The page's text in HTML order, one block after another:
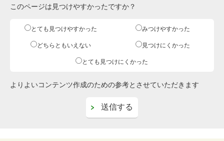
このページは見つけやすかったですか？
とても見つけやすかった みつけやすかった
どちらともいえない 見つけにくかった
とても見つけにくかった
よりよいコンテンツ作成のための参考とさせていただきます